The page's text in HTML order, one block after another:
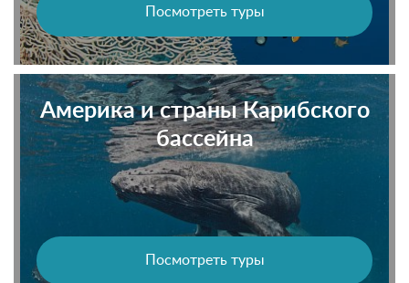
Посмотреть туры
Америка и страны Карибского
бассейна
Посмотреть туры